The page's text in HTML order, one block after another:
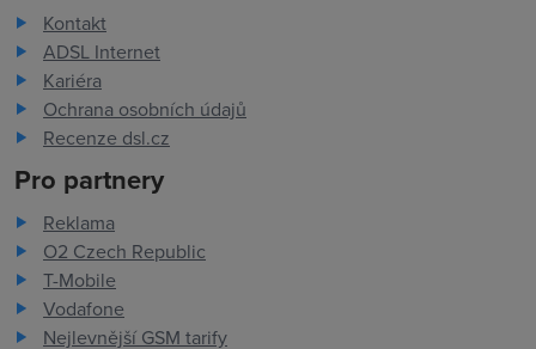
Kontakt
ADSL Internet
Kariéra
Ochrana osobních údajů
Recenze dsl.cz
Pro partnery
Reklama
O2 Czech Republic
T-Mobile
Vodafone
Nejlevnější GSM tarify